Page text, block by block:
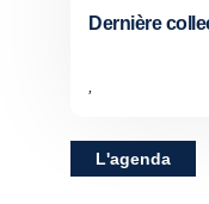
Dernière
L'agenda